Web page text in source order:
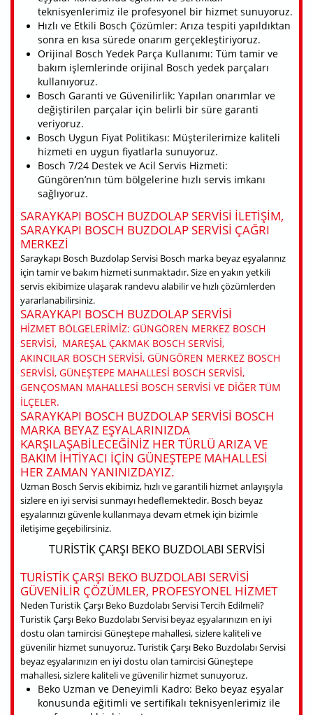
teknisyenlerimiz ile profesyonel bir hizmet sunuyoruz.
Hızlı ve Etkili Bosch Çözümler: Arıza tespiti yapıldıktan
sonra en kısa sürede onarım gerçekleştiriyoruz.
Orijinal Bosch Yedek Parça Kullanımı: Tüm tamir ve
bakım işlemlerinde orijinal Bosch yedek parçaları
kullanıyoruz.
Bosch Garanti ve Güvenilirlik: Yapılan onarımlar ve
değiştirilen parçalar için belirli bir süre garanti
veriyoruz.
Bosch Uygun Fiyat Politikası: Müşterilerimize kaliteli
hizmeti en uygun fiyatlarla sunuyoruz.
Bosch 7/24 Destek ve Acil Servis Hizmeti:
Güngören’nın tüm bölgelerine hızlı servis imkanı
sağlıyoruz.
SARAYKAPI BOSCH BUZDOLAP SERVISI ILETIŞIM,
SARAYKAPI BOSCH BUZDOLAP SERVISI ÇAĞRI
MERKEZI
Saraykapı Bosch Buzdolap Servisi Bosch marka beyaz eşyalarınız
için tamir ve bakım hizmeti sunmaktadır. Size en yakın yetkili
servis ekibimize ulaşarak randevu alabilir ve hızlı çözümlerden
yararlanabilirsiniz.
SARAYKAPI BOSCH BUZDOLAP SERVISI
HIZMET BÖLGELERIMIZ: GÜNGÖREN MERKEZ BOSCH
SERVISI, MAREŞAL ÇAKMAK BOSCH SERVISI,
AKINCILAR BOSCH SERVISI, GÜNGÖREN MERKEZ BOSCH
SERVISI, GÜNEŞTEPE MAHALLESI BOSCH SERVISI,
GENÇOSMAN MAHALLESI BOSCH SERVISI VE DIĞER TÜM
ILÇELER.
SARAYKAPI BOSCH BUZDOLAP SERVISI BOSCH
MARKA BEYAZ EŞYALARINIZDA
KARŞILAŞABILECEĞINIZ HER TÜRLÜ ARIZA VE
BAKIM IHTIYACI IÇIN GÜNEŞTEPE MAHALLESI
HER ZAMAN YANINIZDAYIZ.
Uzman Bosch Servis ekibimiz, hızlı ve garantili hizmet anlayışıyla
sizlere en iyi servisi sunmayı hedeflemektedir. Bosch beyaz
eşyalarınızı güvenle kullanmaya devam etmek için bizimle
iletişime geçebilirsiniz.
TURISTIK ÇARŞI BEKO BUZDOLABI SERVISI
TURISTIK ÇARŞI BEKO BUZDOLABI SERVISI
GÜVENILIR ÇÖZÜMLER, PROFESYONEL HIZMET
Neden Turistik Çarşı Beko Buzdolabı Servisi Tercih Edilmeli?
Turistik Çarşı Beko Buzdolabı Servisi beyaz eşyalarınızın en iyi
dostu olan tamircisi Güneştepe mahallesi, sizlere kaliteli ve
güvenilir hizmet sunuyoruz. Turistik Çarşı Beko Buzdolabı Servisi
beyaz eşyalarınızın en iyi dostu olan tamircisi Güneştepe
mahallesi, sizlere kaliteli ve güvenilir hizmet sunuyoruz.
Beko Uzman ve Deneyimli Kadro: Beko beyaz eşyalar
konusunda eğitimli ve sertifikalı teknisyenlerimiz ile